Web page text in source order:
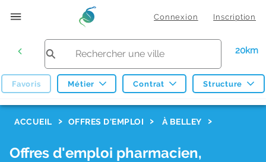
Connexion Inscription
20km
Favoris Métier Contrat Structure
ACCUEIL OFFRES D'EMPLOI À BELLEY
Offres d'emploi pharmacien,